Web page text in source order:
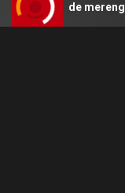
merengue Santo